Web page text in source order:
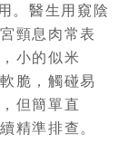
。醫生用窺陰
頸息肉常表
小的似米
脆，觸碰易
但簡單直
精準排查。